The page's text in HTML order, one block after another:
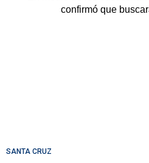
SANTA CRUZ